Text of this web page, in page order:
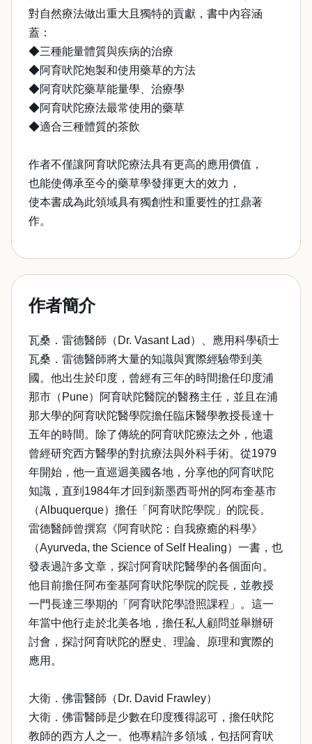
對自然療法做出重大且獨特的貢獻，書中內容涵
蓋：
◆三種能量體質與疾病的治療
◆阿育吠陀炮製和使用藥草的方法
◆阿育吠陀藥草能量學、治療學
◆阿育吠陀療法最常使用的藥草
◆適合三種體質的茶飲
作者不僅讓阿育吠陀療法具有更高的應用價值，
也能使傳承至今的藥草學發揮更大的效力，
使本書成為此領域具有獨創性和重要性的扛鼎著
作。
作者簡介
瓦桑．雷德醫師（Dr. Vasant Lad）、應用科學碩士
瓦桑．雷德醫師將大量的知識與實際經驗帶到美
國。他出生於印度，曾經有三年的時間擔任印度浦
那市（Pune）阿育吠陀醫院的醫務主任，並且在浦
那大學的阿育吠陀醫學院擔任臨床醫學教授長達十
五年的時間。除了傳統的阿育吠陀療法之外，他還
曾經研究西方醫學的對抗療法與外科手術。從1979
年開始，他一直巡迴美國各地，分享他的阿育吠陀
知識，直到1984年才回到新墨西哥州的阿布奎基市
（Albuquerque）擔任「阿育吠陀學院」的院長。
雷德醫師曾撰寫《阿育吠陀：自我療癒的科學》
（Ayurveda, the Science of Self Healing）一書，也
發表過許多文章，探討阿育吠陀醫學的各個面向。
他目前擔任阿布奎基阿育吠陀學院的院長，並教授
一門長達三學期的「阿育吠陀學證照課程」。這一
年當中他行走於北美各地，擔任私人顧問並舉辦研
討會，探討阿育吠陀的歷史、理論、原理和實際的
應用。
大衛．佛雷醫師（Dr. David Frawley）
大衛．佛雷醫師是少數在印度獲得認可，擔任吠陀
教師的西方人之一。他專精許多領域，包括阿育吠